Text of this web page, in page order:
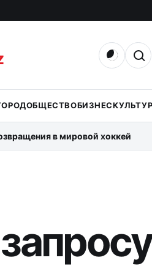
ОБЩЕСТВОБИЗНЕС
в мировой хоккей